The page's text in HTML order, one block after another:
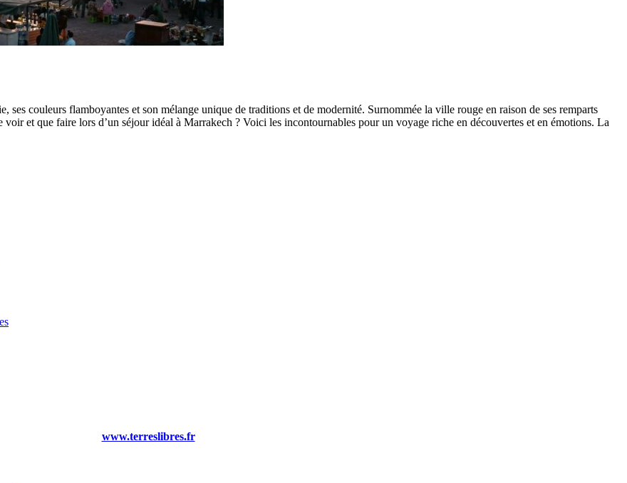
couleurs flamboyantes et son mélange unique de traditions et de modernité. Surnommée la ville rouge en raison de ses remparts
et que faire lors d’un séjour idéal à Marrakech ? Voici les incontournables pour un voyage riche en découvertes et en émotions. La
www.terreslibres.fr